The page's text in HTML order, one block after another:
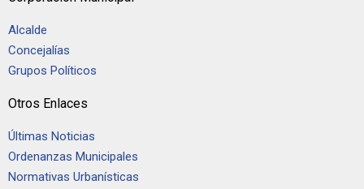
Alcalde
Concejalías
Grupos Políticos
Otros Enlaces
Últimas Noticias
Ordenanzas Municipales
Normativas Urbanísticas